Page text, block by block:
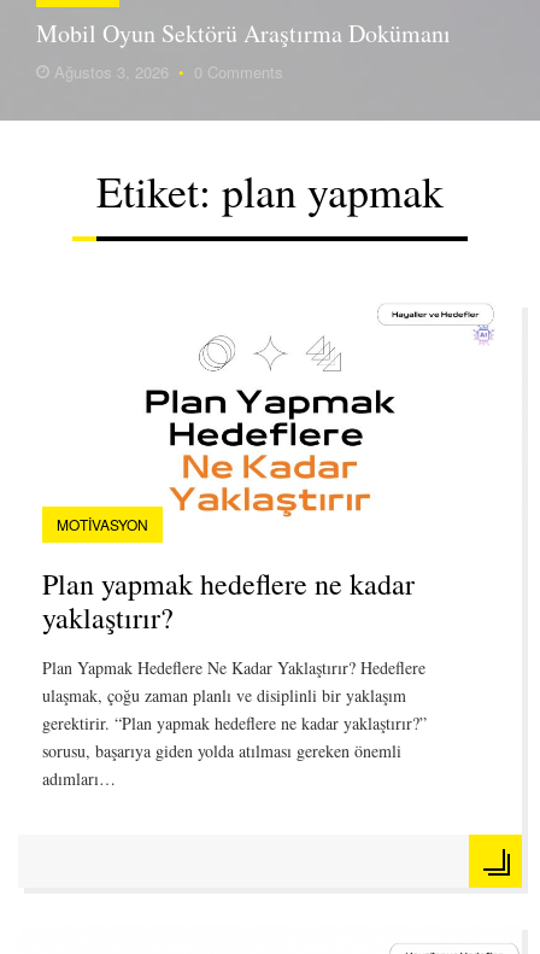
Mobil Oyun Sektörü Araştırma Dokümanı
Ağustos 3, 2026 • 0 Comments
Etiket: plan yapmak
MOTIVASYON
Plan yapmak hedeflere ne kadar
yaklaştırır?
Plan Yapmak Hedeflere Ne Kadar Yaklaştırır? Hedeflere
ulaşmak, çoğu zaman planlı ve disiplinli bir yaklaşım
gerektirir. “Plan yapmak hedeflere ne kadar yaklaştırır?”
sorusu, başarıya giden yolda atılması gereken önemli
adımları…